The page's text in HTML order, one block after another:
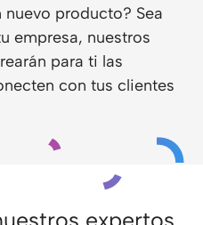
producto? Sea
empresa, nuestros
para ti las
con tus clientes
expertos